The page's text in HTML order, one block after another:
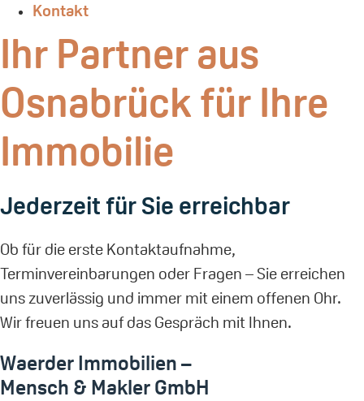
Kontakt
Ihr Partner aus
Osnabrück für Ihre
Immobilie
Jederzeit für Sie erreichbar
Ob für die erste Kontaktaufnahme,
Terminvereinbarungen oder Fragen – Sie erreichen
uns zuverlässig und immer mit einem offenen Ohr.
Wir freuen uns auf das Gespräch mit Ihnen.
Waerder Immobilien –
Mensch & Makler GmbH